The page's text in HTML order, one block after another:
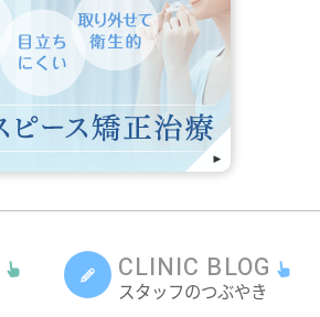
CLINIC BLOG
スタッフのつぶやき